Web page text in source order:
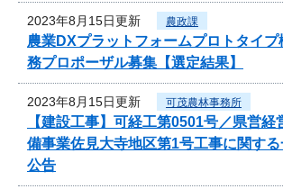
2023年8月15日更新 農政課
農業DXプラットフォームプロトタイプ
務プロポーザル募集【選定結果】
2023年8月15日更新 可茂農林事務所
【建設工事】可経工第0501号／県営経
備事業佐見大寺地区第1号工事に関す
公告